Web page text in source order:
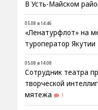
В Усть-Майском
05.08 в 14:46
«Ленатурфлот» на
туроператор
05.08 в 14:08
Сотрудник театра
творческой
мятежа
1